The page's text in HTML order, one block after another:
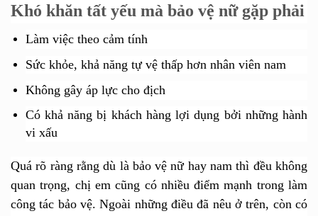
Khó khăn tất yếu mà bảo vệ nữ gặp phải
Làm việc theo cảm tính
Sức khỏe, khả năng tự vệ thấp hơn nhân viên nam
Không gây áp lực cho địch
Có khả năng bị khách hàng lợi dụng bởi những hành
vi xấu
Quá rõ ràng rằng dù là bảo vệ nữ hay nam thì đều không
quan trọng, chị em cũng có nhiều điểm mạnh trong làm
công tác bảo vệ. Ngoài những điều đã nêu ở trên, còn có